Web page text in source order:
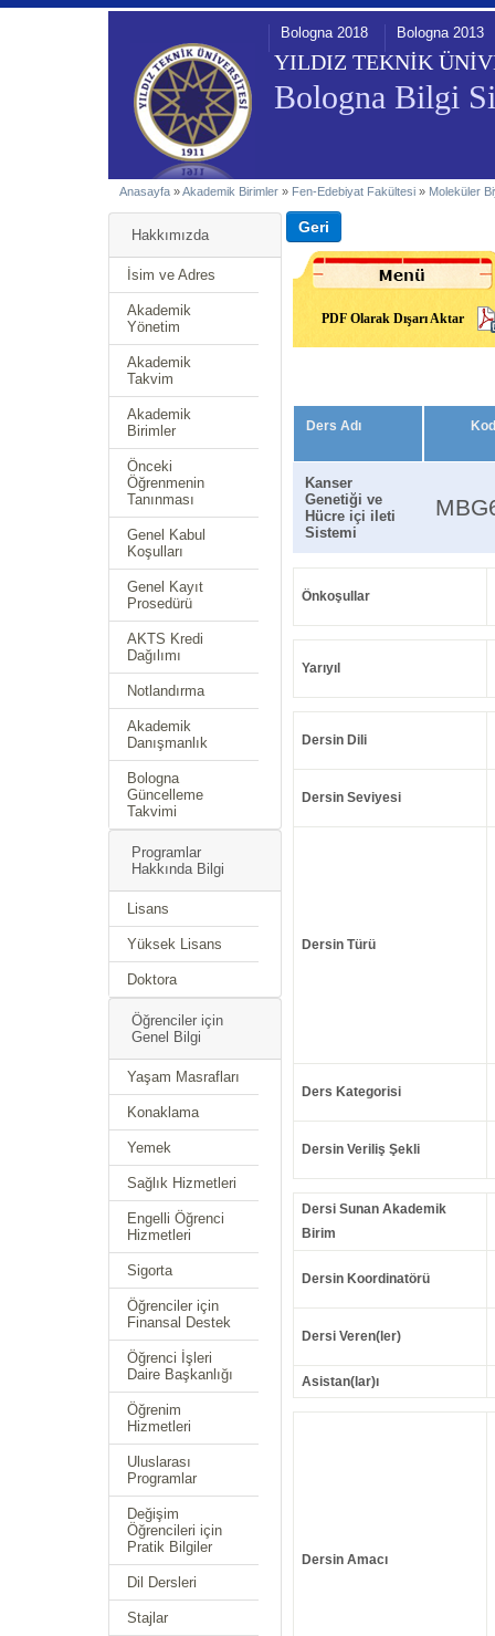
YILDIZ TEKNİK
Bologna Bilgi
Bologna 2018 Bologna 2013
Anasayfa »Akademik Birimler » Fen-Edebiyat Fakültesi » Moleküler
Hakkımızda
İsim ve Adres
Akademik
Yönetim
Akademik
Takvim
Akademik
Birimler
Önceki
Öğrenmenin
Tanınması
Genel Kabul
Koşulları
Genel Kayıt
Prosedürü
AKTS Kredi
Dağılımı
Notlandırma
Akademik
Danışmanlık
Bologna
Güncelleme
Takvimi
Programlar
Hakkında Bilgi
Lisans
Yüksek Lisans
Doktora
Öğrenciler için
Genel Bilgi
Yaşam Masrafları
Konaklama
Yemek
Sağlık Hizmetleri
Engelli Öğrenci
Hizmetleri
Sigorta
Öğrenciler için
Finansal Destek
Öğrenci İşleri
Daire Başkanlığı
Öğrenim
Hizmetleri
Uluslarası
Programlar
Değişim
Öğrencileri için
Pratik Bilgiler
Dil Dersleri
Stajlar
PDF Olarak Dışarı Aktar
Ders Adı
Kanser
Genetiği ve
Hücre içi ileti
Sistemi
Önkoşullar
Yarıyıl
Dersin Dili
Dersin Seviyesi
Dersin Türü
Ders Kategorisi
Dersin Veriliş Şekli
Dersi Sunan Akademik
Birim
Dersin Koordinatörü
Dersi Veren(ler)
Asistan(lar)ı
Dersin Amacı